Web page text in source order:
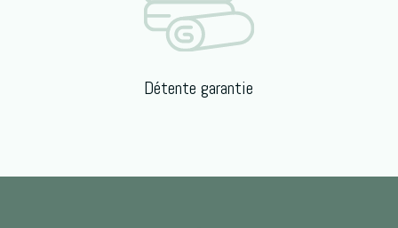
Détente garantie